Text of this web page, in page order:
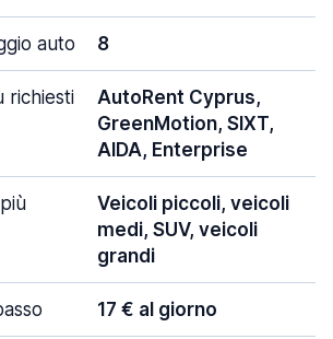
auto 8
richiesti
AutoRent Cyprus,
GreenMotion, SIXT,
AIDA, Enterprise
Veicoli piccoli, veicoli
medi, SUV, veicoli
grandi
17 € al giorno